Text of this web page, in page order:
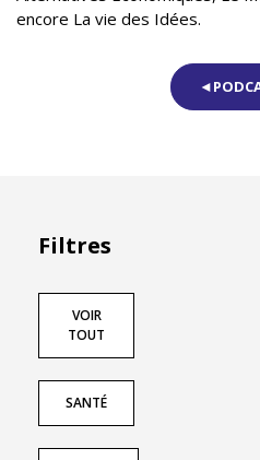
encore La vie des Idées.
Filtres
VOIR
TOUT
SANTÉ